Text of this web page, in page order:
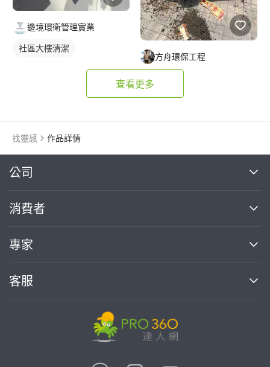
邊境環衛管理實業
社區大樓清潔
方舟環保工程
查看更多
找靈感 作品詳情
公司
關於我們
部落格
加入我們
消費者
買服務
熱門服務
專家
案件中心
客服
繼續完成